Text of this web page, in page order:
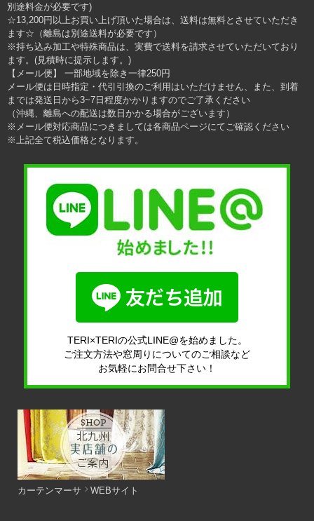
別途料金が必要です)
☆13,200円以上お買い上げ頂いた場合は、送料は無料とさせていただき
ます☆（離島は別途送料が必要です）
※持ち込み加工や特殊商品は、実費で送料を請求させていただいており
ます。(見積時に提示します。)
【メール便】 一部地域を除き一律250円
メール便は日時指定・代引引換のご利用はいただけません、また、到着
までは発送日から3~7日程度かかりますのでご了承ください
（沖縄、離島への配送は数日かかる場合がございます）
※メール便対応商品につきましては各商品ページにてご確認ください
※上記全て税込価格となります。
TERI×TERIの公式LINE@を始めました。
ご注文方法や窓周りについてのご相談など
お気軽にお問合せ下さい！
カーテンマーサ WEBサイト